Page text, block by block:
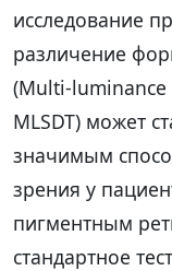
исследование
различение
(Multi-luminance
MLSDT) может
значимым
зрения у
пигментным
стандартное